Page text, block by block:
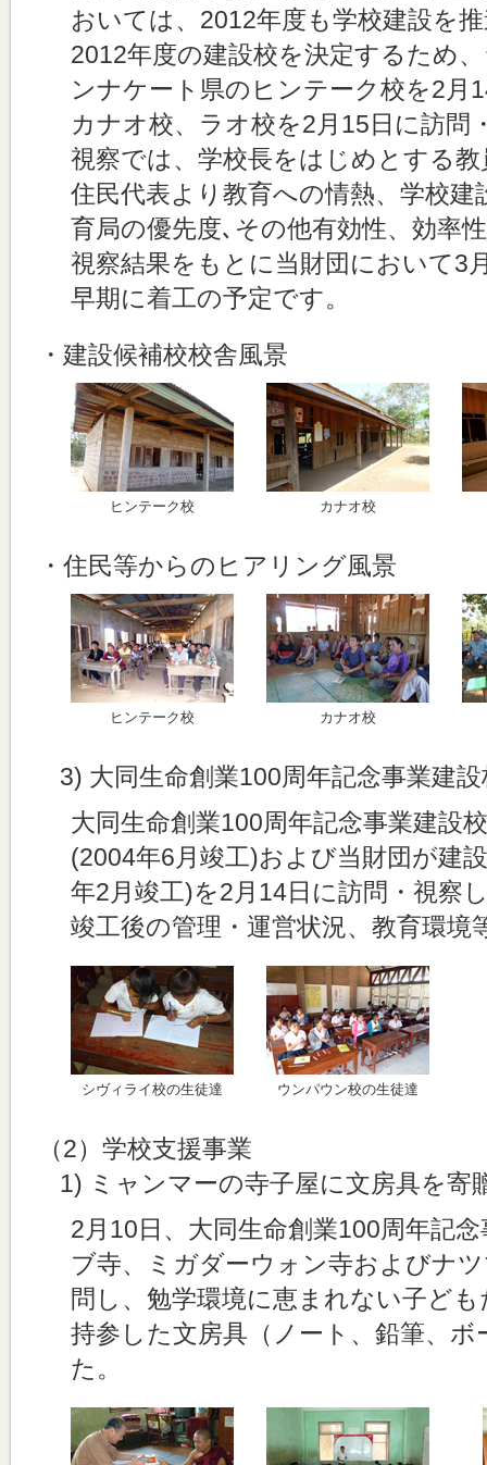
おいては、2012年度も学校建設を
2012年度の建設校を決定するため
ンナケート県のヒンテーク校を2月
カナオ校、ラオ校を2月15日に訪問
視察では、学校長をはじめとする
住民代表より教育への情熱、学校建
育局の優先度､その他有効性、効率
視察結果をもとに当財団において3
早期に着工の予定です。
・建設候補校校舎風景
ヒンテーク校 カナオ校
・住民等からのヒアリング風景
ヒンテーク校 カナオ校
3) 大同生命創業100周年記念事業建
大同生命創業100周年記念事業建設
(2004年6月竣工)および当財団が建
年2月竣工)を2月14日に訪問・視察
竣工後の管理・運営状況、教育環境
シヴィライ校の生徒達 ウンパウン校の生徒達
（2）学校支援事業
1) ミャンマーの寺子屋に文房具を寄
2月10日、大同生命創業100周年記
ブ寺、ミガダーウォン寺およびナ
問し、勉学環境に恵まれない子ど
持参した文房具（ノート、鉛筆、
た。